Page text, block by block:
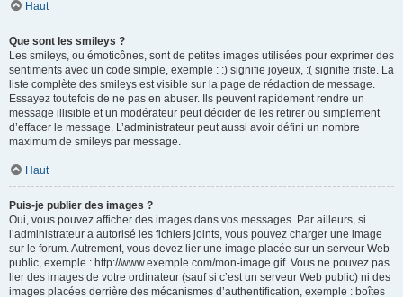
Haut
Que sont les smileys ?
Les smileys, ou émoticônes, sont de petites images utilisées pour exprimer des
sentiments avec un code simple, exemple : :) signifie joyeux, :( signifie triste. La
liste complète des smileys est visible sur la page de rédaction de message.
Essayez toutefois de ne pas en abuser. Ils peuvent rapidement rendre un
message illisible et un modérateur peut décider de les retirer ou simplement
d’effacer le message. L’administrateur peut aussi avoir défini un nombre
maximum de smileys par message.
Haut
Puis-je publier des images ?
Oui, vous pouvez afficher des images dans vos messages. Par ailleurs, si
l’administrateur a autorisé les fichiers joints, vous pouvez charger une image
sur le forum. Autrement, vous devez lier une image placée sur un serveur Web
public, exemple : http://www.exemple.com/mon-image.gif. Vous ne pouvez pas
lier des images de votre ordinateur (sauf si c’est un serveur Web public) ni des
images placées derrière des mécanismes d’authentification, exemple : boîtes